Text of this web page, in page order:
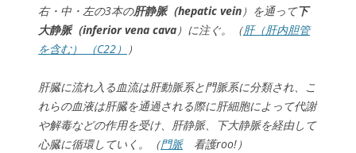
右・中・左の3本の肝静脈（hepatic vein）を通って下
大静脈（inferior vena cava）に注ぐ。（肝（肝内胆管
を含む） （C22） ）
肝臓に流れ入る血流は肝動脈系と門脈系に分類され、こ
れらの血液は肝臓を通過される際に肝細胞によって代謝
や解毒などの作用を受け、肝静脈、下大静脈を経由して
心臓に循環していく。（門脈看護roo!）